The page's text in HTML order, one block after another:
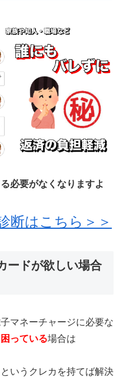
必要がなくなりますよ
断はこちら＞＞
ードが欲しい場合
マネーチャージに必要な
っている場合は
いうクレカを持てば解決